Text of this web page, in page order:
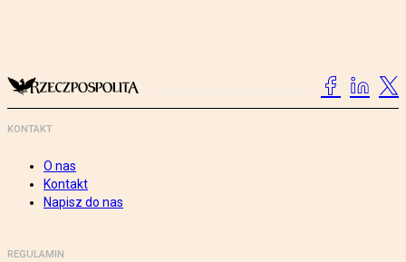
KONTAKT
O nas
Kontakt
Napisz do nas
REGULAMIN